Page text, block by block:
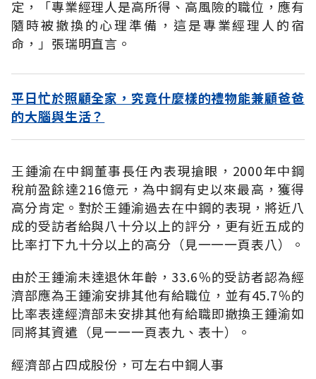
定，「專業經理人是高所得、高風險的職位，應有
隨時被撤換的心理準備，這是專業經理人的宿
命，」張瑞明直言。
平日忙於照顧全家，究竟什麼樣的禮物能兼顧爸爸
的大腦與生活？
王鍾渝在中鋼董事長任內表現搶眼，2000年中鋼
稅前盈餘達216億元，為中鋼有史以來最高，獲得
高分肯定。對於王鍾渝過去在中鋼的表現，將近八
成的受訪者給與八十分以上的評分，更有近五成的
比率打下九十分以上的高分（見一一一頁表八）。
由於王鍾渝未達退休年齡，33.6％的受訪者認為經
濟部應為王鍾渝安排其他有給職位，並有45.7％的
比率表達經濟部未安排其他有給職即撤換王鍾渝如
同將其資遣（見一一一頁表九、表十）。
經濟部占四成股份，可左右中鋼人事